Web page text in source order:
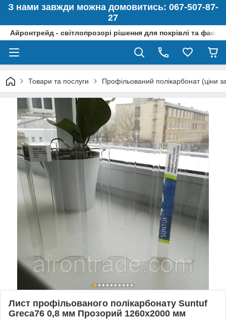
З нами завжди можна домовитись: 067-507-87-
27
Айронтрейд - світлопрозорі рішення для покрівлі та
Товари та послуги Профільований полікарбонат (ціни
Лист профільованого полікарбонату Suntuf
Greca76 0,8 мм Прозорий 1260x2000 мм